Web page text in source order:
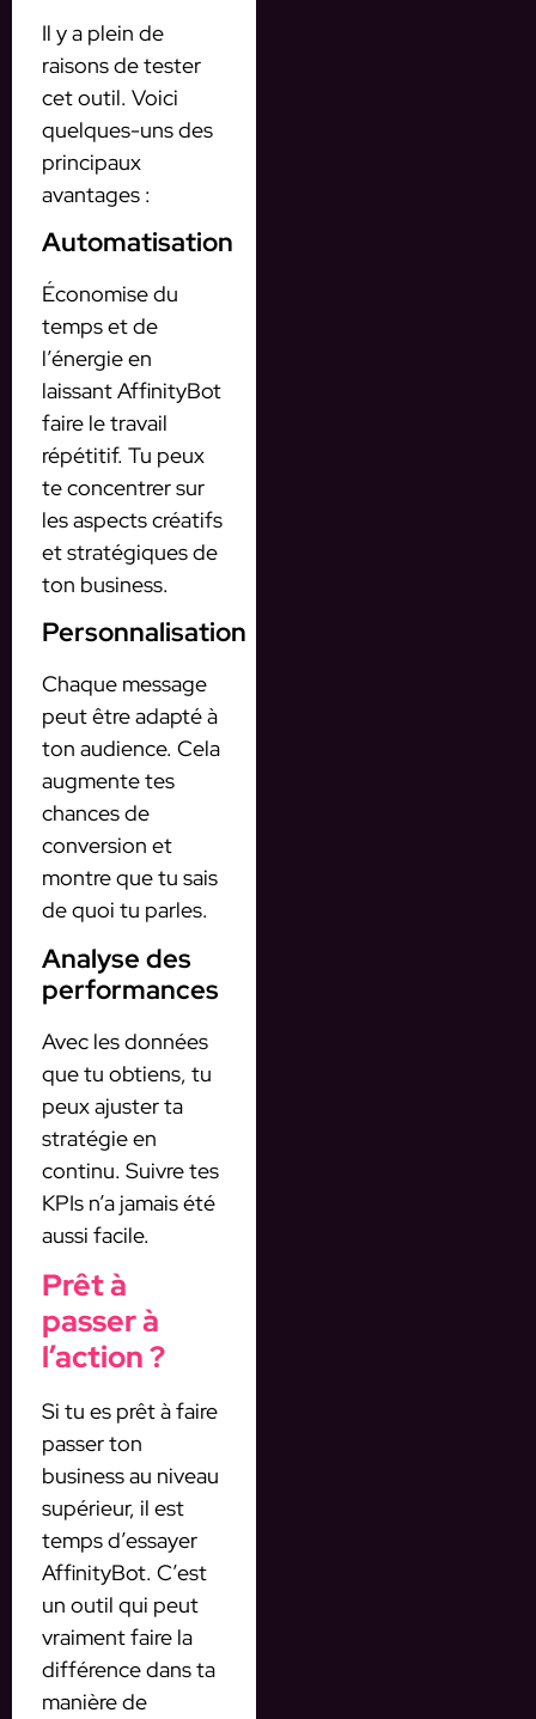
Il y a plein de
raisons de tester
cet outil. Voici
quelques-uns des
principaux
avantages :
Automatisation
Économise du
temps et de
l’énergie en
laissant AffinityBot
faire le travail
répétitif. Tu peux
te concentrer sur
les aspects créatifs
et stratégiques de
ton business.
Personnalisation
Chaque message
peut être adapté à
ton audience. Cela
augmente tes
chances de
conversion et
montre que tu sais
de quoi tu parles.
Analyse des
performances
Avec les données
que tu obtiens, tu
peux ajuster ta
stratégie en
continu. Suivre tes
KPIs n’a jamais été
aussi facile.
Prêt à
passer à
l’action ?
Si tu es prêt à faire
passer ton
business au niveau
supérieur, il est
temps d’essayer
AffinityBot. C’est
un outil qui peut
vraiment faire la
différence dans ta
manière de